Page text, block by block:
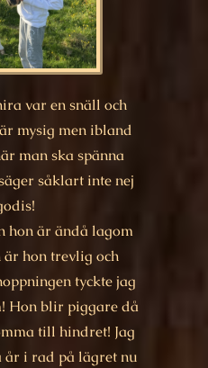
var en snäll och
mysig men ibland
man ska spänna
såklart inte nej
hon är ändå lagom
är hon trevlig och
tyckte jag
Hon blir piggare då
till hindret! Jag
år i rad på lägret nu